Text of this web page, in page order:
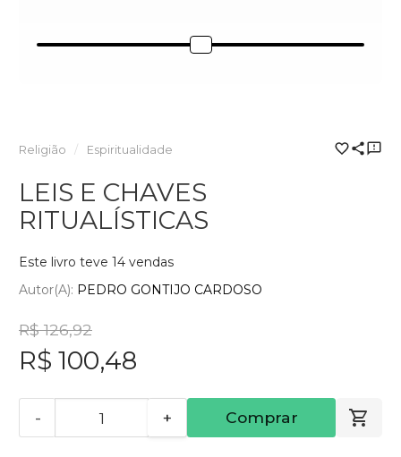
Religião Espiritualidade
LEIS E CHAVES
RITUALÍSTICAS
Este livro teve 14 vendas
Autor(a): PEDRO GONTIJO CARDOSO
R$ 126,92
R$ 100,48
- + Comprar